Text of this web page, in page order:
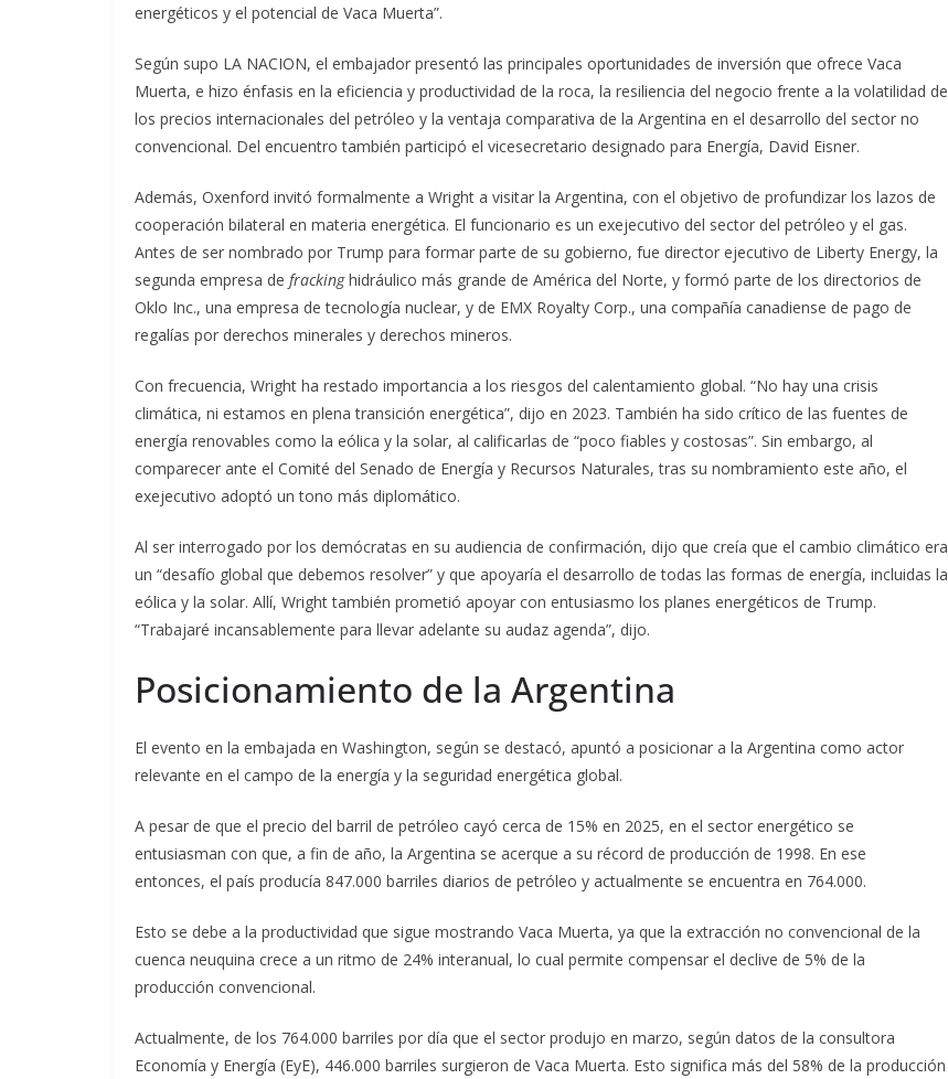
energéticos y el potencial de Vaca Muerta”.
Según supo LA NACION, el embajador presentó las principales oportunidades de inversión que ofrece Vaca
Muerta, e hizo énfasis en la eficiencia y productividad de la roca, la resiliencia del negocio frente a la volatilidad de
los precios internacionales del petróleo y la ventaja comparativa de la Argentina en el desarrollo del sector no
convencional. Del encuentro también participó el vicesecretario designado para Energía, David Eisner.
Además, Oxenford invitó formalmente a Wright a visitar la Argentina, con el objetivo de profundizar los lazos de
cooperación bilateral en materia energética. El funcionario es un exejecutivo del sector del petróleo y el gas.
Antes de ser nombrado por Trump para formar parte de su gobierno, fue director ejecutivo de Liberty Energy, la
segunda empresa de frackinghidráulico más grande de América del Norte, y formó parte de los directorios de
Oklo Inc., una empresa de tecnología nuclear, y de EMX Royalty Corp., una compañía canadiense de pago de
regalías por derechos minerales y derechos mineros.
Con frecuencia, Wright ha restado importancia a los riesgos del calentamiento global. “No hay una crisis
climática, ni estamos en plena transición energética”, dijo en 2023. También ha sido crítico de las fuentes de
energía renovables como la eólica y la solar, al calificarlas de “poco fiables y costosas”. Sin embargo, al
comparecer ante el Comité del Senado de Energía y Recursos Naturales, tras su nombramiento este año, el
exejecutivo adoptó un tono más diplomático.
Al ser interrogado por los demócratas en su audiencia de confirmación, dijo que creía que el cambio climático era
un “desafío global que debemos resolver” y que apoyaría el desarrollo de todas las formas de energía, incluidas la
eólica y la solar. Allí, Wright también prometió apoyar con entusiasmo los planes energéticos de Trump.
“Trabajaré incansablemente para llevar adelante su audaz agenda”, dijo.
Posicionamiento de la Argentina
El evento en la embajada en Washington, según se destacó, apuntó a posicionar a la Argentina como actor
relevante en el campo de la energía y la seguridad energética global.
A pesar de que el precio del barril de petróleo cayó cerca de 15% en 2025, en el sector energético se
entusiasman con que, a fin de año, la Argentina se acerque a su récord de producción de 1998. En ese
entonces, el país producía 847.000 barriles diarios de petróleo y actualmente se encuentra en 764.000.
Esto se debe a la productividad que sigue mostrando Vaca Muerta, ya que la extracción no convencional de la
cuenca neuquina crece a un ritmo de 24% interanual, lo cual permite compensar el declive de 5% de la
producción convencional.
Actualmente, de los 764.000 barriles por día que el sector produjo en marzo, según datos de la consultora
Economía y Energía (EyE), 446.000 barriles surgieron de Vaca Muerta. Esto significa más del 58% de la producción